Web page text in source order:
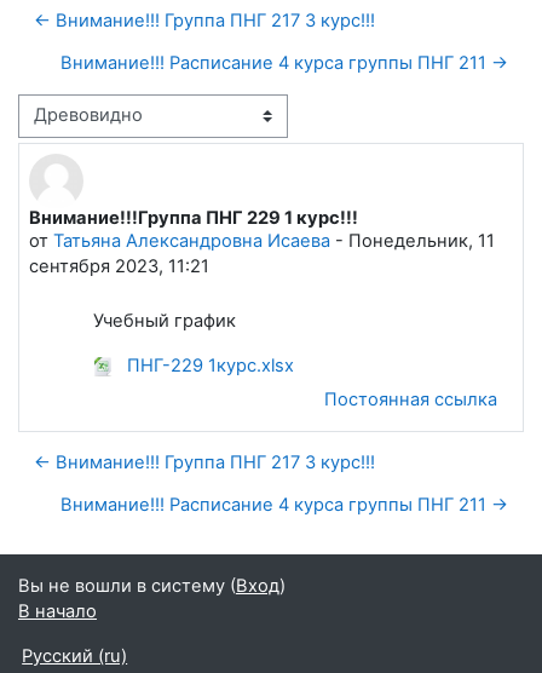
← Внимание!!! Группа ПНГ 217 3 курс!!!
Внимание!!! Расписание 4 курса группы ПНГ 211 →
Режим отображения
Внимание!!!Группа ПНГ 229 1 курс!!!
от Татьяна Александровна Исаева - Понедельник, 11
сентября 2023, 11:21
Количество ответов: 0
Учебный график
ПНГ-229 1курс.xlsx
Постоянная ссылка
← Внимание!!! Группа ПНГ 217 3 курс!!!
Внимание!!! Расписание 4 курса группы ПНГ 211 →
Вы не вошли в систему (Вход)
В начало
Русский ‎(ru)‎